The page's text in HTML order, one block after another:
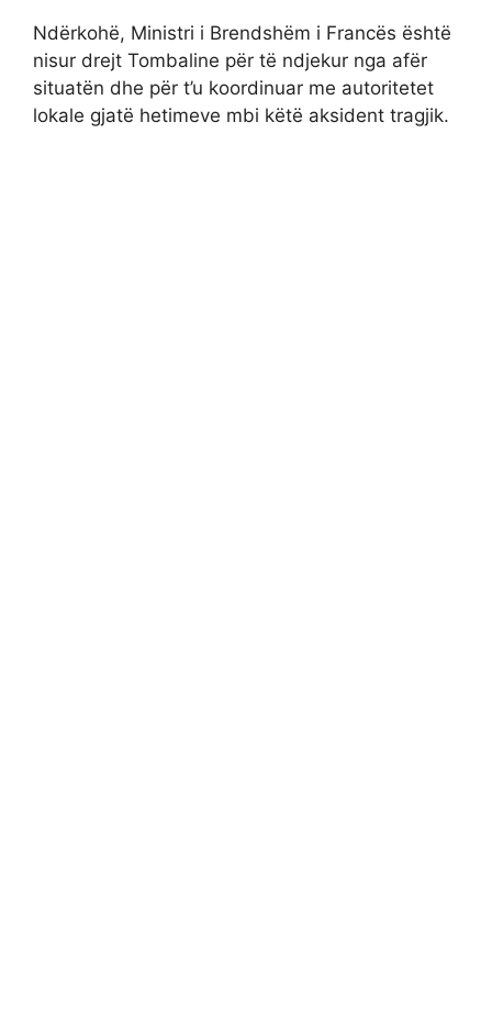
Ndërkohë, Ministri i Brendshëm i Francës është
nisur drejt Tombaline për të ndjekur nga afër
situatën dhe për t’u koordinuar me autoritetet
lokale gjatë hetimeve mbi këtë aksident tragjik.